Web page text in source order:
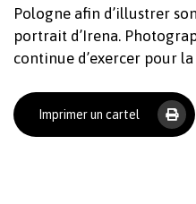
Votre
Pologne afin d’illustrer
portrait d’Irena.
continue d’exercer pour
Imprimer un cartel